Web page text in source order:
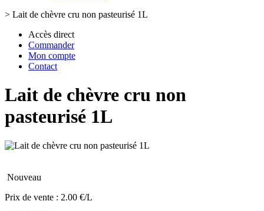
> Lait de chèvre cru non pasteurisé 1L
Accès direct
Commander
Mon compte
Contact
Lait de chèvre cru non
pasteurisé 1L
Nouveau
Prix de vente : 2.00 €/L